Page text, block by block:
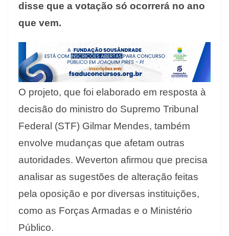
disse que a votação só ocorrerá no ano
que vem.
O projeto, que foi elaborado em resposta à
decisão do ministro do Supremo Tribunal
Federal (STF) Gilmar Mendes, também
envolve mudanças que afetam outras
autoridades. Weverton afirmou que precisa
analisar as sugestões de alteração feitas
pela oposição e por diversas instituições,
como as Forças Armadas e o Ministério
Público.